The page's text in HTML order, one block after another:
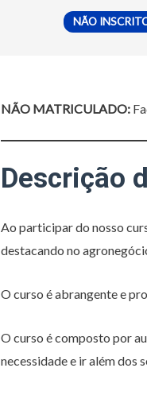
NÃO
NÃO MATRICULADO:
Descrição
Ao participar do nosso
destacando no
O curso é abrangente e
O curso é composto por
necessidade e ir além dos